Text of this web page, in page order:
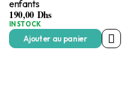
enfants
190,00 Dhs
IN STOCK
Ajouter au panier